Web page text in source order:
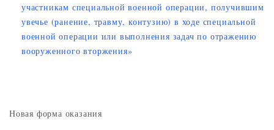
участникам специальной военной операции, получившим
увечье (ранение, травму, контузию) в ходе специальной
военной операции или выполнения задач по отражению
вооруженного вторжения»
Новая форма оказания